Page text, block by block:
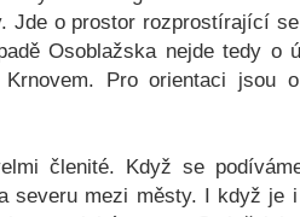
Jde o prostor rozprostírající
Osoblažska nejde tedy o
Pro orientaci jsou
členité. Když se
severu mezi městy. I když je